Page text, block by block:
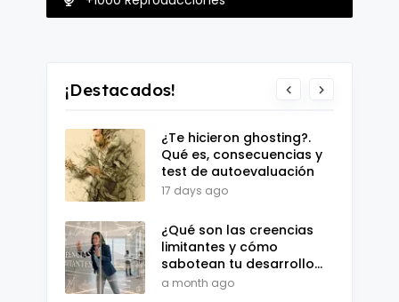
¡Destacados!
¿Te hicieron ghosting?.
Qué es, consecuencias y
test de autoevaluación
17 days ago
¿Qué son las creencias
limitantes y cómo
sabotean tu desarrollo
personal?
a month ago